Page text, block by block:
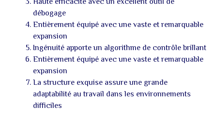
débogage
Entièrement équipé avec une vaste et remarquable
expansion
Ingénuité apporte un algorithme de contrôle brillant
Entièrement équipé avec une vaste et remarquable
expansion
La structure exquise assure une grande
adaptabilité au travail dans les environnements
difficiles